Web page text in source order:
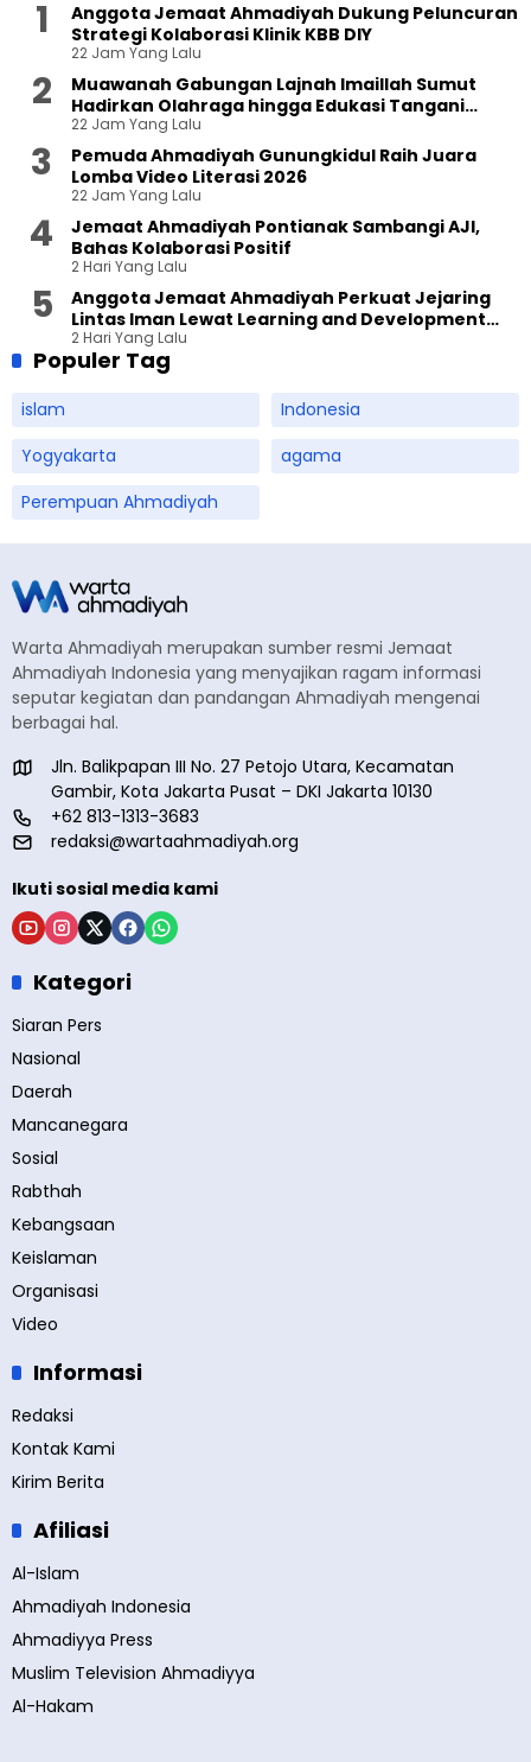
Anggota Jemaat Ahmadiyah Dukung Peluncuran
Strategi Kolaborasi Klinik KBB DIY
22 Jam Yang Lalu
Muawanah Gabungan Lajnah Imaillah Sumut
Hadirkan Olahraga hingga Edukasi Tangani
Sampah
22 Jam Yang Lalu
Pemuda Ahmadiyah Gunungkidul Raih Juara
Lomba Video Literasi 2026
22 Jam Yang Lalu
Jemaat Ahmadiyah Pontianak Sambangi AJI,
Bahas Kolaborasi Positif
2 Hari Yang Lalu
Anggota Jemaat Ahmadiyah Perkuat Jejaring
Lintas Iman Lewat Learning and Development
Festival di Yogyakarta
2 Hari Yang Lalu
Populer Tag
islam
Indonesia
Yogyakarta
agama
Perempuan Ahmadiyah
Warta Ahmadiyah merupakan sumber resmi Jemaat
Ahmadiyah Indonesia yang menyajikan ragam informasi
seputar kegiatan dan pandangan Ahmadiyah mengenai
berbagai hal.
Jln. Balikpapan III No. 27 Petojo Utara, Kecamatan
Gambir, Kota Jakarta Pusat – DKI Jakarta 10130
+62 813-1313-3683
redaksi@wartaahmadiyah.org
Ikuti sosial media kami
Kategori
Siaran Pers
Nasional
Daerah
Mancanegara
Sosial
Rabthah
Kebangsaan
Keislaman
Organisasi
Video
Informasi
Redaksi
Kontak Kami
Kirim Berita
Afiliasi
Al-Islam
Ahmadiyah Indonesia
Ahmadiyya Press
Muslim Television Ahmadiyya
Al-Hakam